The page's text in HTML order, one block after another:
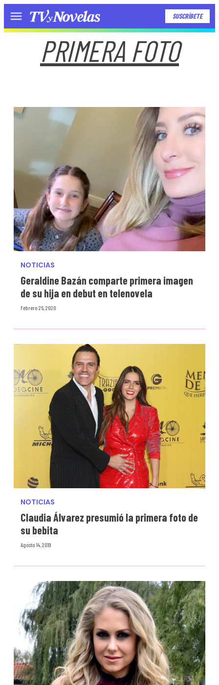
Menú SUSCRÍBETE
PRIMERA FOTO
NOTICIAS
Geraldine Bazán comparte primera imagen
de su hija en debut en telenovela
Febrero 25, 2020
NOTICIAS
Claudia Álvarez presumió la primera foto de
su bebita
Agosto 14, 2019